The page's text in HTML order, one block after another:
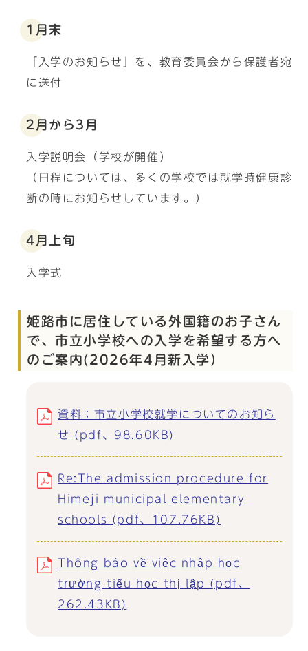
1月末
「入学のお知らせ」を、教育委員会から保護者宛
に送付
2月から3月
入学説明会（学校が開催）
（日程については、多くの学校では就学時健康診
断の時にお知らせしています。）
4月上旬
入学式
姫路市に居住している外国籍のお子さん
で、市立小学校への入学を希望する方へ
のご案内(2026年4月新入学）
資料：市立小学校就学についてのお知ら
せ (pdf、98.60KB)
Re:The admission procedure for
Himeji municipal elementary
schools (pdf、107.76KB)
Thông báo về việc nhập học
trường tiểu học thị lập (pdf、
262.43KB)